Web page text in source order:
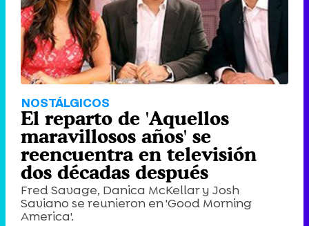
NOSTÁLGICOS
El reparto de 'Aquellos
maravillosos años' se
reencuentra en televisión
dos décadas después
Fred Savage, Danica McKellar y Josh
Saviano se reunieron en 'Good Morning
America'.